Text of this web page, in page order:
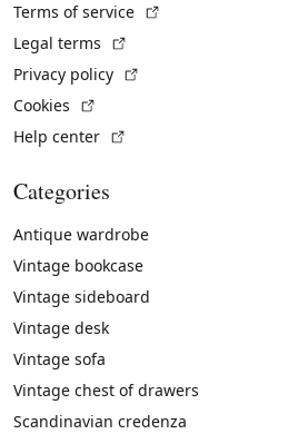
Terms of service
Legal terms
Privacy policy
Cookies
Help center
Categories
Antique wardrobe
Vintage bookcase
Vintage sideboard
Vintage desk
Vintage sofa
Vintage chest of drawers
Scandinavian credenza